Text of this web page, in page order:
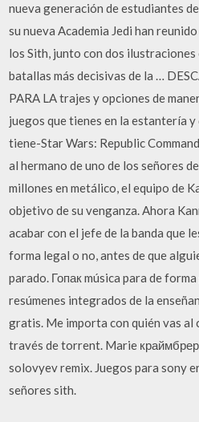
nueva generación de estudiantes
su nueva Academia Jedi han
los Sith, junto con dos ilustraciones
batallas más decisivas de la …
PARA LA trajes y opciones de
juegos que tienes en la estantería y
tiene-Star Wars: Republic
al hermano de uno de los señores
millones en metálico, el equipo de
objetivo de su venganza. Ahora
acabar con el jefe de la banda que
forma legal o no, antes de que
parado. Гопак música para de
resúmenes integrados de la
gratis. Me importa con quién vas al
través de torrent. Marie
solovyev remix. Juegos para sony
señores sith.